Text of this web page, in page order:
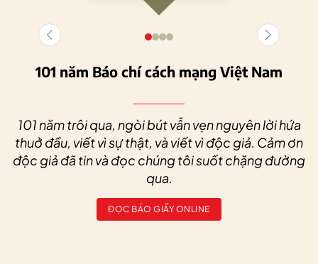
101 năm Báo chí cách mạng Việt Nam
101 năm trôi qua, ngòi bút vẫn vẹn nguyên lời hứa
thuở đầu, viết vì sự thật, và viết vì độc giả. Cảm ơn
độc giả đã tin và đọc chúng tôi suốt chặng đường
qua.
ĐỌC BÁO GIẤY ONLINE